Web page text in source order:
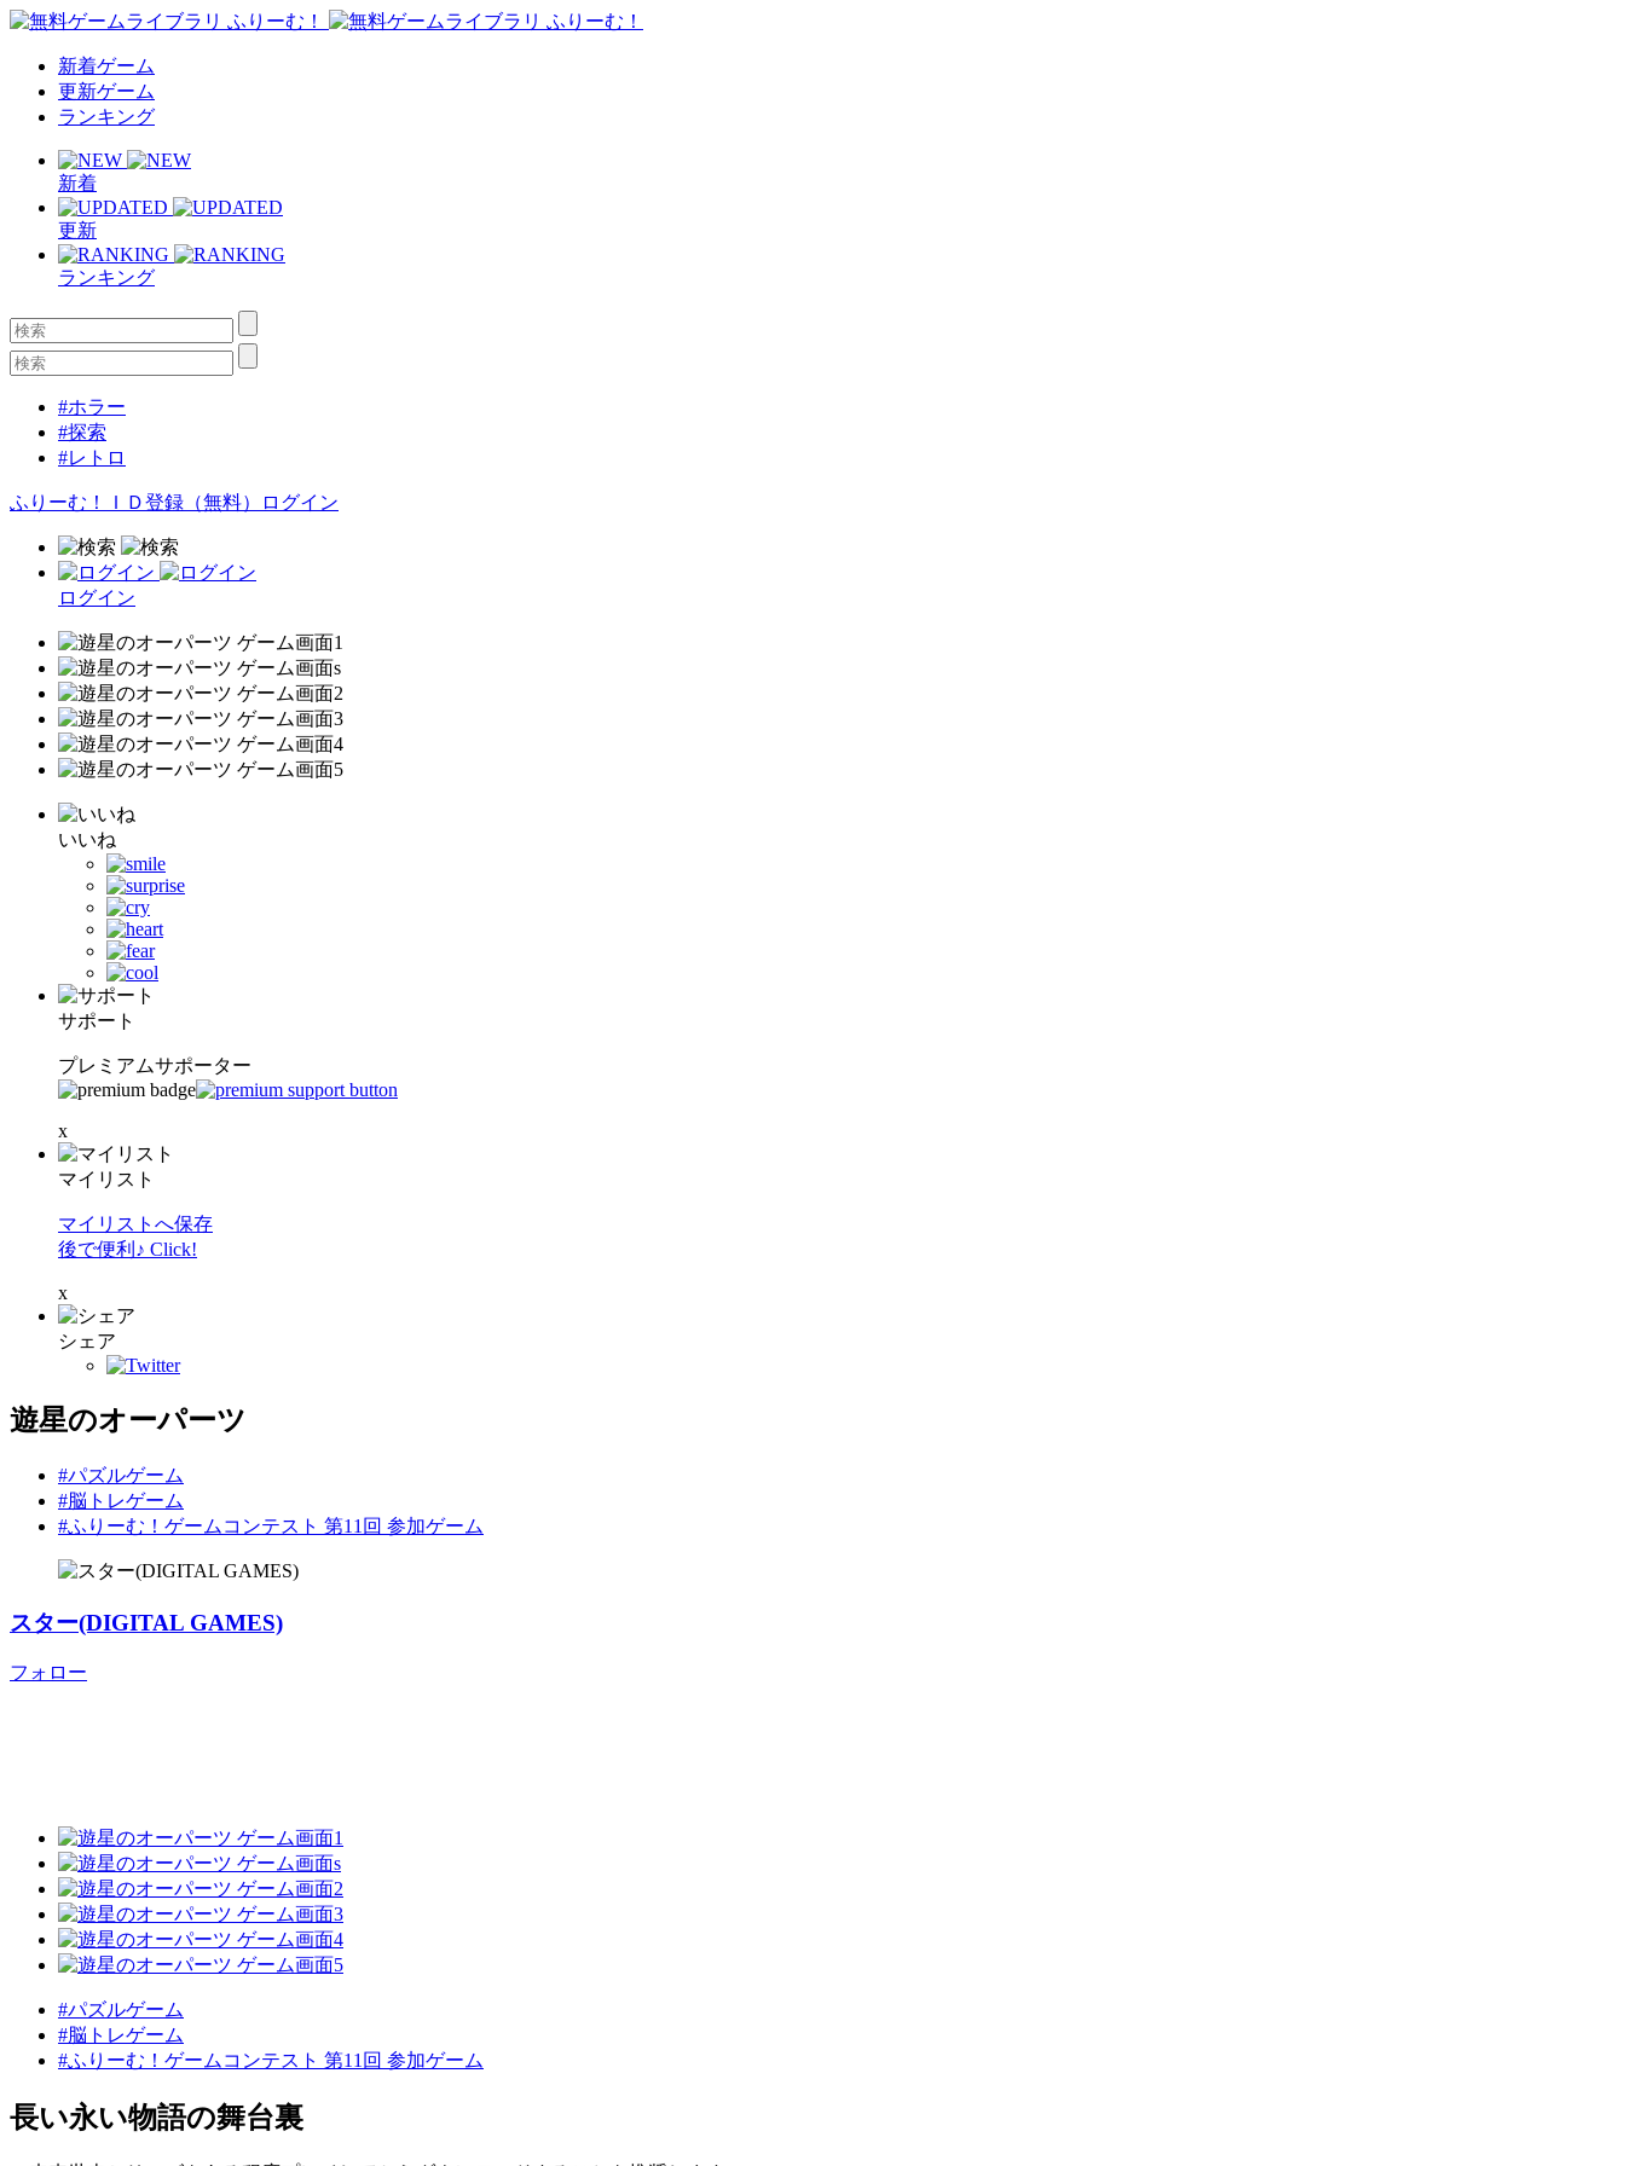
新着ゲーム
更新ゲーム
ランキング
新着
更新
ランキング
#ホラー
#探索
#レトロ
ふりーむ！ＩＤ登録（無料） ログイン
ログイン
いいね
サポート
プレミアムサポーター
x
マイリスト
マイリストへ保存
後で便利♪ Click!
x
シェア
遊星のオーパーツ
#パズルゲーム
#脳トレゲーム
#ふりーむ！ゲームコンテスト 第11回 参加ゲーム
スター(DIGITAL GAMES)
フォロー
#パズルゲーム
#脳トレゲーム
#ふりーむ！ゲームコンテスト 第11回 参加ゲーム
長い永い物語の舞台裏